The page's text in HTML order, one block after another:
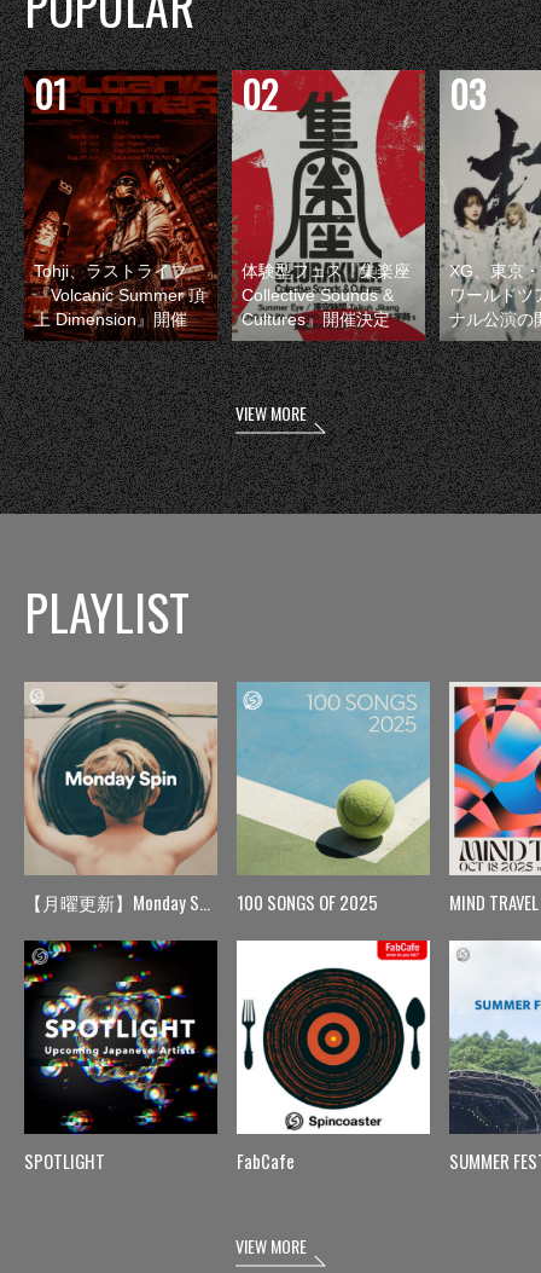
Tohji、ラストライブ
『Volcanic Summer 頂
上 Dimension』開催
体験型フェス『集楽座
Collective Sounds &
Cultures』開催決定
XG、東京
ワールドツ
ナル公演の
VIEW MORE
PLAYLIST
【月曜更新】Monday Spin
SPOTLIGHT
100 SONGS OF 2025
FabCafe
MIND TRAVEL
SUMMER
VIEW MORE